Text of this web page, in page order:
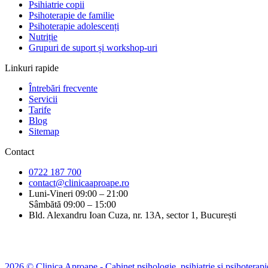
Psihiatrie copii
Psihoterapie de familie
Psihoterapie adolescenți
Nutriție
Grupuri de suport și workshop-uri
Linkuri rapide
Întrebări frecvente
Servicii
Tarife
Blog
Sitemap
Contact
0722 187 700
contact@clinicaaproape.ro
Luni-Vineri 09:00 – 21:00
Sâmbătă 09:00 – 15:00
Bld. Alexandru Ioan Cuza, nr. 13A, sector 1, București